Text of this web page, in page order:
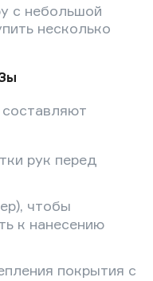
с небольшой
несколько
рук перед
чтобы
к нанесению
покрытия с